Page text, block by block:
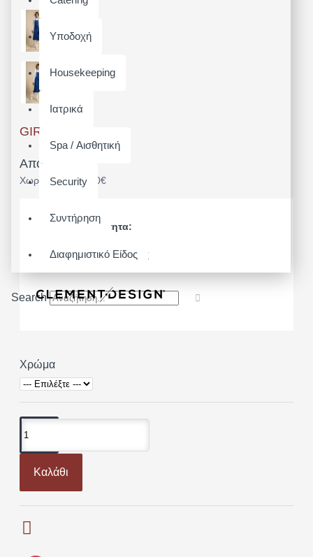
Υποδοχή
Housekeeping
Ιατρικά
Spa / Αισθητική
Security
Συντήρηση
Διαφημιστικό Είδος
Search
GIROFLE
Από 22,32€
Χωρίς ΦΠΑ: 18,00€
Διαθεσιμότητα:
Μοντέλο: GIROFLE
Χρώμα
Καλάθι